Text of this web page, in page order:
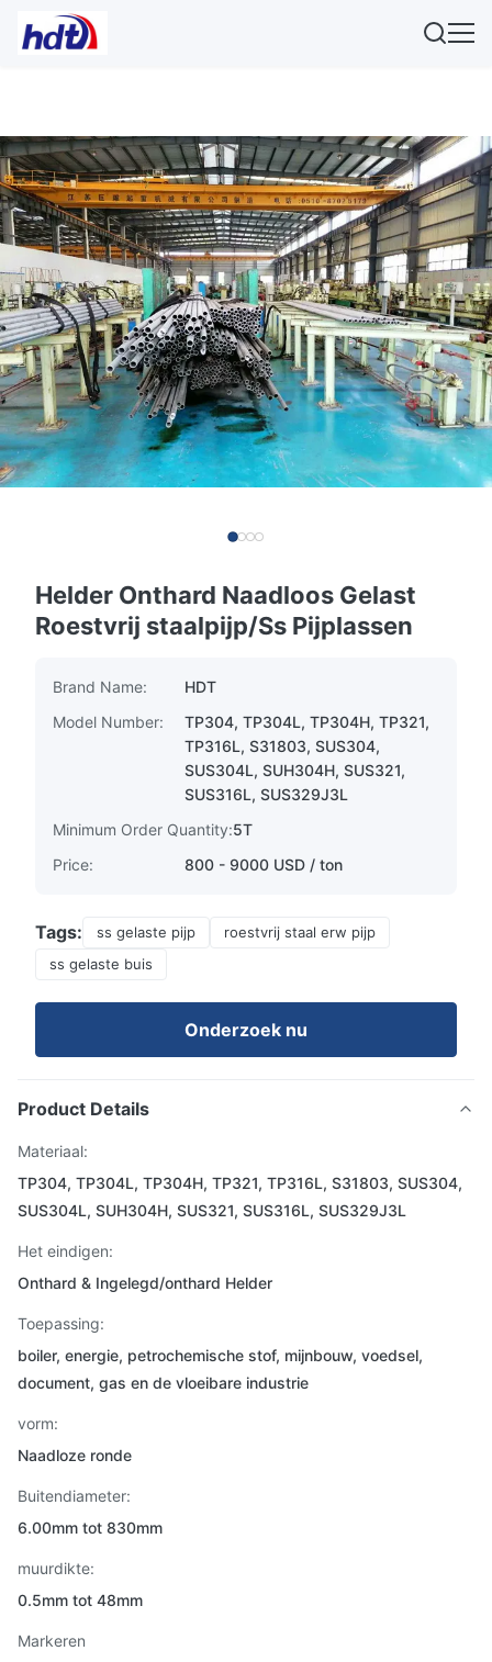
Helder Onthard Naadloos Gelast
Roestvrij staalpijp/Ss Pijplassen
Brand Name:
HDT
Model Number:
TP304, TP304L, TP304H, TP321,
TP316L, S31803, SUS304,
SUS304L, SUH304H, SUS321,
SUS316L, SUS329J3L
Minimum Order Quantity:5T
Price:
800 - 9000 USD / ton
Tags: ss gelaste pijp
roestvrij staal erw pijp
ss gelaste buis
Onderzoek nu
Product Details
Materiaal:
TP304, TP304L, TP304H, TP321, TP316L, S31803, SUS304,
SUS304L, SUH304H, SUS321, SUS316L, SUS329J3L
Het eindigen:
Onthard & Ingelegd/onthard Helder
Toepassing:
boiler, energie, petrochemische stof, mijnbouw, voedsel,
document, gas en de vloeibare industrie
vorm:
Naadloze ronde
Buitendiameter:
6.00mm tot 830mm
muurdikte:
0.5mm tot 48mm
Markeren